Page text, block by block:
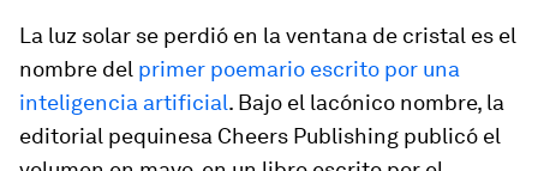
La luz solar se perdió en la ventana de cristal es el
nombre del primer poemario escrito por una
inteligencia artificial. Bajo el lacónico nombre, la
editorial pequinesa Cheers Publishing publicó el